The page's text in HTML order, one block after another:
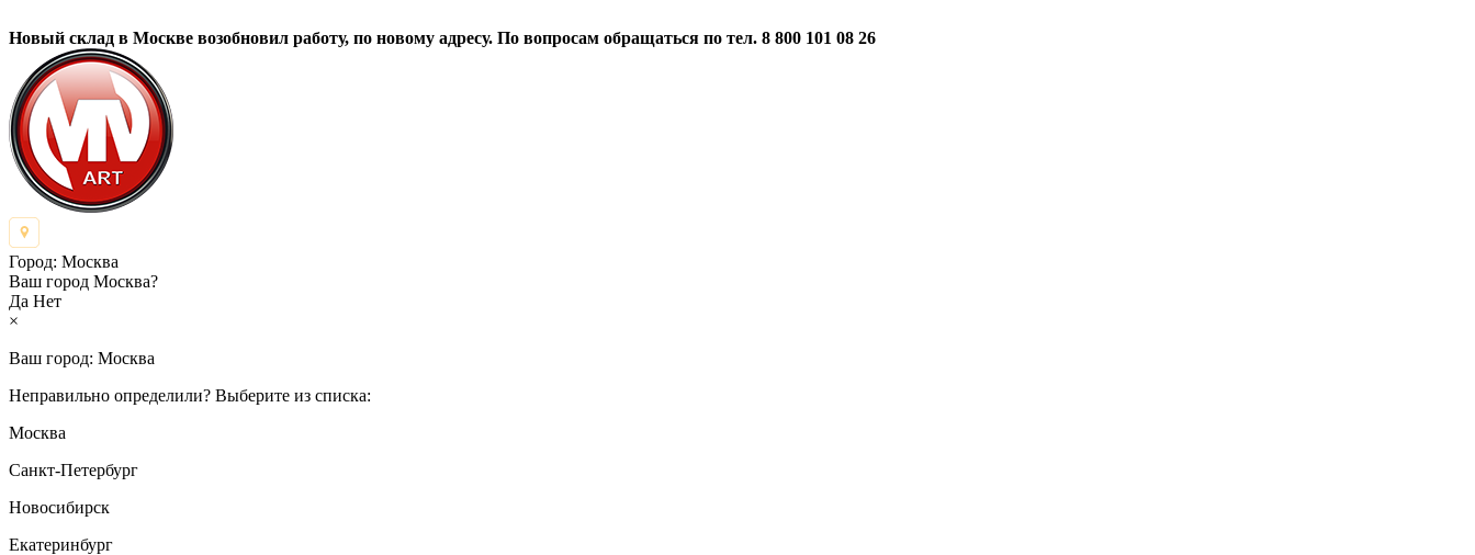
Новый склад в Москве возобновил работу, по новому адресу. По вопросам обращаться по тел. 8 800 101 08 26
Город: Москва
Ваш город Москва?
Да Нет
×
Ваш город: Москва
Неправильно определили? Выберите из списка:
Москва
Санкт-Петербург
Новосибирск
Екатеринбург